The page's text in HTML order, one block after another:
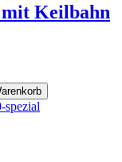
Keilbahn